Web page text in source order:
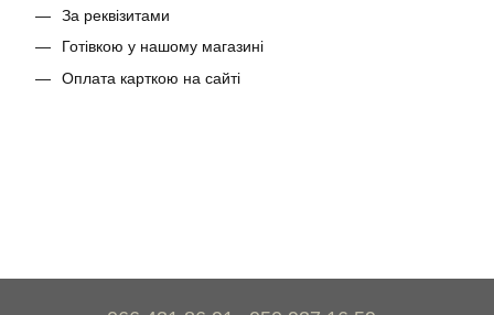
За реквізитами
Готівкою у нашому магазині
Оплата карткою на сайті